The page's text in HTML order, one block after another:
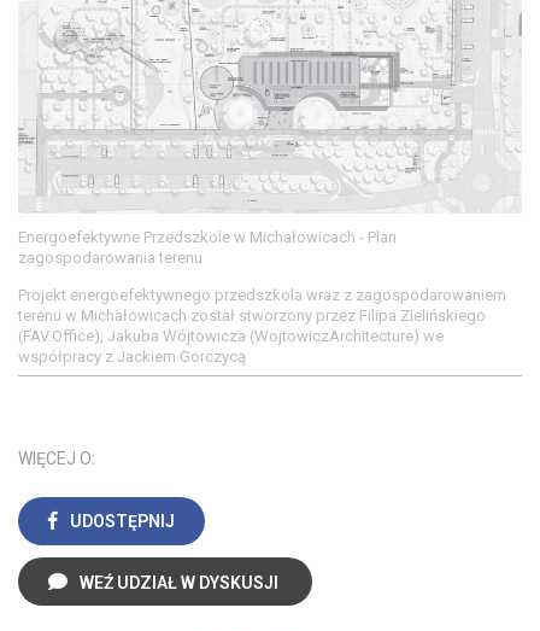
Energoefektywne Przedszkole w Michałowicach - Plan
zagospodarowania terenu
Projekt energoefektywnego przedszkola wraz z zagospodarowaniem
terenu w Michałowicach został stworzony przez Filipa Zielińskiego
(FAV.Office), Jakuba Wójtowicza (WojtowiczArchitecture) we
współpracy z Jackiem Gorczycą
WIĘCEJ O:
UDOSTĘPNIJ
WEŹ UDZIAŁ W DYSKUSJI